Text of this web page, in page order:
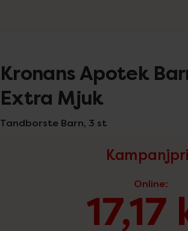
Kronans Apotek
Extra Mjuk
Tandborste Barn, 3 st
Online:
17,17